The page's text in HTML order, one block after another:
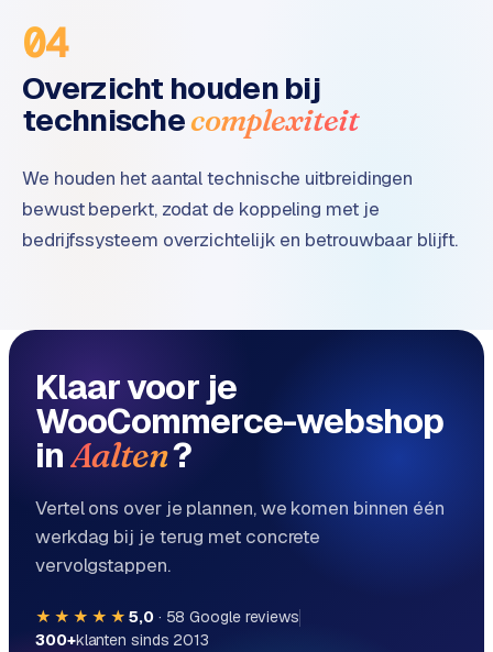
04
Overzicht houden bij
technischecomplexiteit
We houden het aantal technische uitbreidingen
bewust beperkt, zodat de koppeling met je
bedrijfssysteem overzichtelijk en betrouwbaar blijft.
Klaar voor je
WooCommerce-webshop
inAalten?
Vertel ons over je plannen, we komen binnen één
werkdag bij je terug met concrete
vervolgstappen.
★★★★★ 5,0· 58 Google reviews
300+klanten sinds 2013